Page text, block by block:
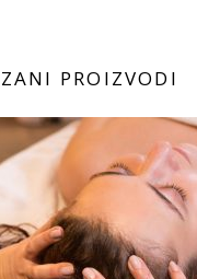
PROIZVODI